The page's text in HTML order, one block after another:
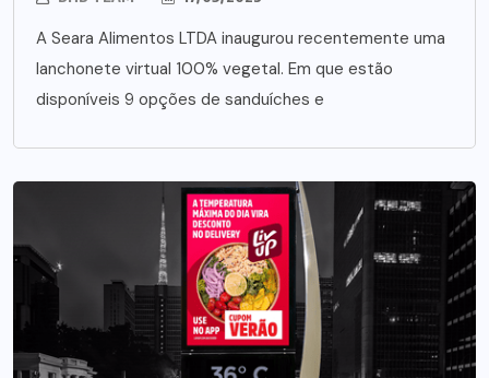
A Seara Alimentos LTDA inaugurou recentemente uma
lanchonete virtual 100% vegetal. Em que estão
disponíveis 9 opções de sanduíches e